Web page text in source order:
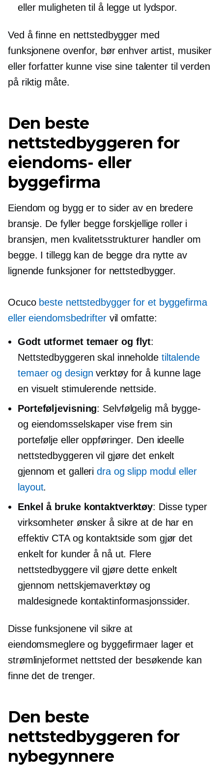
eller muligheten til å legge ut lydspor.
Ved å finne en nettstedbygger med
funksjonene ovenfor, bør enhver artist, musiker
eller forfatter kunne vise sine talenter til verden
på riktig måte.
Den beste
nettstedbyggeren for
eiendoms- eller
byggefirma
Eiendom og bygg er to sider av en bredere
bransje. De fyller begge forskjellige roller i
bransjen, men kvalitetsstrukturer handler om
begge. I tillegg kan de begge dra nytte av
lignende funksjoner for nettstedbygger.
Ocuco beste nettstedbygger for et byggefirma
eller eiendomsbedriftervil omfatte:
Godt utformettemaer og flyt:
Nettstedbyggeren skal inneholde tiltalende
temaer og design verktøy for å kunne lage
en visuelt stimulerende nettside.
Porteføljevisning: Selvfølgelig må bygge-
og eiendomsselskaper vise frem sin
portefølje eller oppføringer. Den ideelle
nettstedbyggeren vil gjøre det enkelt
gjennom et galleridra og slipp modul eller
layout.
Enkel å bruke kontaktverktøy: Disse typer
virksomheter ønsker å sikre at de har en
effektiv CTA og kontaktside som gjør det
enkelt for kunder å nå ut. Flere
nettstedbyggere vil gjøre dette enkelt
gjennom nettskjemaverktøy og
maldesignede kontaktinformasjonssider.
Disse funksjonene vil sikre at
eiendomsmeglere og byggefirmaer lager et
strømlinjeformet nettsted der besøkende kan
finne det de trenger.
Den beste
nettstedbyggeren for
nybegynnere